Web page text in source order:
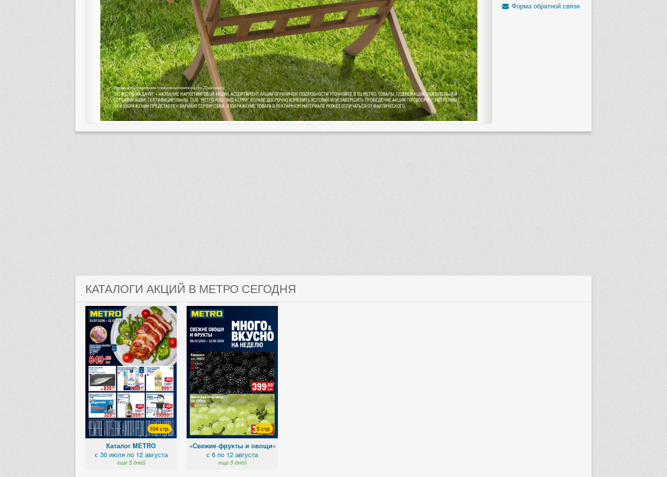
Форма обратной связи
КАТАЛОГИ АКЦИЙ В МЕТРО СЕГОДНЯ
104 стр.
Каталог METRO
с 30 июля по 12 августа
еще 5 дней
5 стр.
«Свежие фрукты и овощи»
с 6 по 12 августа
еще 5 дней